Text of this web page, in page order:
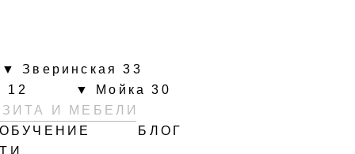
▼ Зверинская 33
12
▼ Мойка 30
И МЕБЕЛИ
БЛОГ